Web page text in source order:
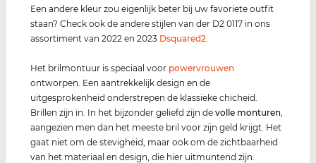
Een andere kleur zou eigenlijk beter bij uw favoriete outfit
staan? Check ook de andere stijlen van der D2 0117 in ons
assortiment van 2022 en 2023 Dsquared2
Het brilmontuur is speciaal voor powervrouwen
ontworpen. Een aantrekkelijk design en de
uitgesprokenheid onderstrepen de klassieke chicheid.
Brillen zijn in. In het bijzonder geliefd zijn devolle monturen
aangezien men dan het meeste bril voor zijn geld krijgt. Het
gaat niet om de stevigheid, maar ook om de zichtbaarheid
van het materiaal en design, die hier uitmuntend zijn.